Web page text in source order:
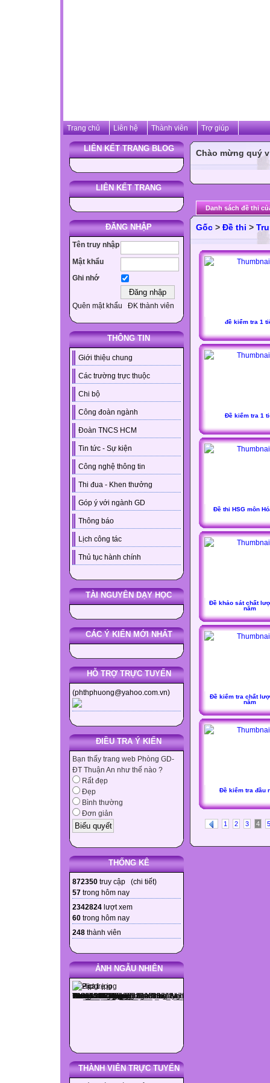
Trang chủ Liên hệ Thành viên Trợ giúp
LIÊN KẾT TRANG BLOG
LIÊN KẾT TRANG
ĐĂNG NHẬP
Tên truy nhập
Mật khẩu
Ghi nhớ
Quên mật khẩu ĐK thành viên
THÔNG TIN
Giới thiệu chung
Các trường trực thuộc
Chi bộ
Công đoàn ngành
Đoàn TNCS HCM
Tin tức - Sự kiện
Công nghệ thông tin
Thi đua - Khen thưởng
Góp ý với ngành GD
Thông báo
Lịch công tác
Thủ tục hành chính
TÀI NGUYÊN DẠY HỌC
CÁC Ý KIẾN MỚI NHẤT
HỖ TRỢ TRỰC TUYẾN
(phthphuong@yahoo.com.vn)
ĐIỀU TRA Ý KIẾN
Bạn thấy trang web Phòng GD-
ĐT Thuận An như thế nào ?
Rất đẹp
Đẹp
Bình thường
Đơn giản
THỐNG KÊ
872350 truy cập (chi tiết)
57 trong hôm nay
2342824 lượt xem
60 trong hôm nay
248 thành viên
ẢNH NGẪU NHIÊN
THÀNH VIÊN TRỰC TUYẾN
Chào mừng quý
Danh sách đề thi
Gốc > Đề thi >
đề kiểm tra 1
Đề kiểm tra 1
Đề thi HSG môn
Đề khảo sát chất
năm
Đề kiểm tra chất
năm
Đề kiểm tra đầu
1 2 3 4 5